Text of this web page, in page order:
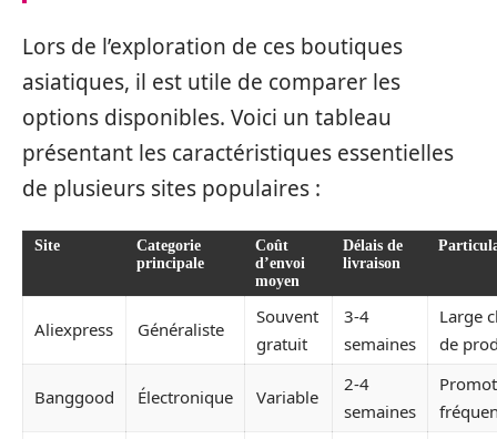
Lors de l’exploration de ces boutiques
asiatiques, il est utile de comparer les
options disponibles. Voici un tableau
présentant les caractéristiques essentielles
de plusieurs sites populaires :
Site
Categorie
principale
Coût
d’envoi
moyen
Délais de
livraison
Aliexpress Généraliste
Souvent
gratuit
3-4
semaines
Large
de
Banggood Électronique Variable
2-4
semaines